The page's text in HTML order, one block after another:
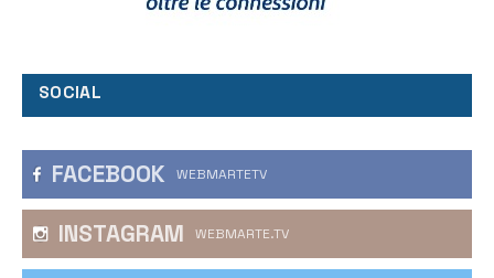
SOCIAL
FACEBOOK WEBMARTETV
INSTAGRAM WEBMARTE.TV